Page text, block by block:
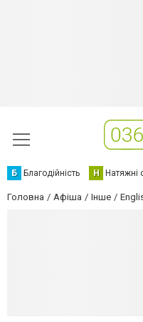
Б Благодійність Н Натяжні
Головна Афіша Інше